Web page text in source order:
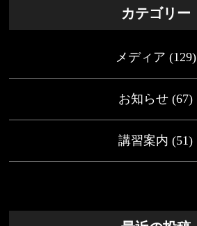
カテゴリー
メディア (129)
お知らせ (67)
講習案内 (51)